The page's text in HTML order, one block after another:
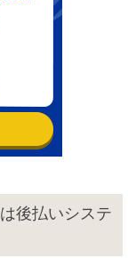
後払いシステ